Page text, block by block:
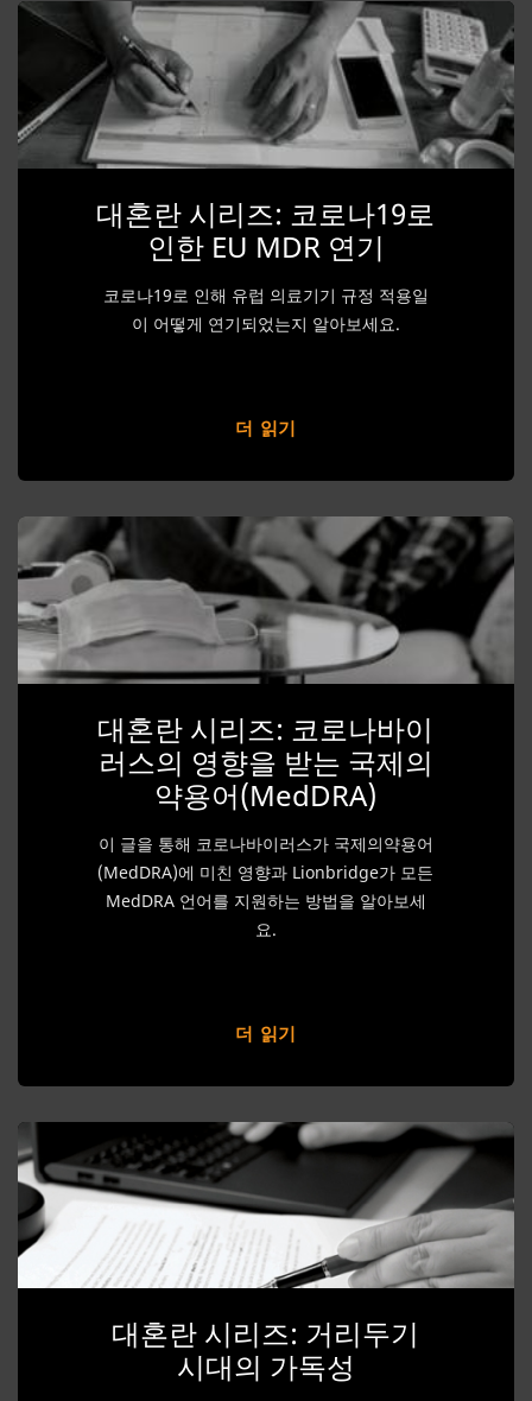
대혼란 시리즈: 코로나19로
인한 EU MDR 연기
코로나19로 인해 유럽 의료기기 규정 적용일
이 어떻게 연기되었는지 알아보세요.
더 읽기
대혼란 시리즈: 코로나바이
러스의 영향을 받는 국제의
약용어(MedDRA)
이 글을 통해 코로나바이러스가 국제의약용어
(MedDRA)에 미친 영향과 Lionbridge가 모든
MedDRA 언어를 지원하는 방법을 알아보세
요.
더 읽기
대혼란 시리즈: 거리두기
시대의 가독성